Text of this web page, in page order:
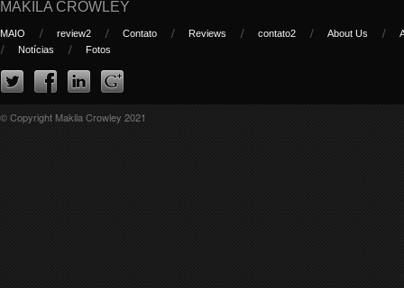
MAKILA CROWLEY
MAIO review2 Contato Reviews contato2 About Us
Notícias
Fotos
© Copyright Makila Crowley 2021